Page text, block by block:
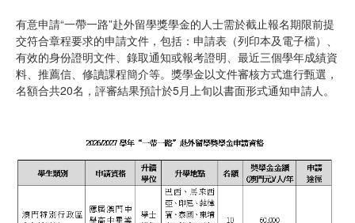
有意申請“一帶一路”赴外留學獎學金的人士需於截止報名期限前提
交符合章程要求的申請文件，包括：申請表（列印本及電子檔）、
有效的身份證明文件、錄取通知或報考證明、最近三個學年成績資
料、推薦信、修讀課程簡介等。獎學金以文件審核方式進行甄選，
名額合共20名，評審結果預計於5月上旬以書面形式通知申請人。